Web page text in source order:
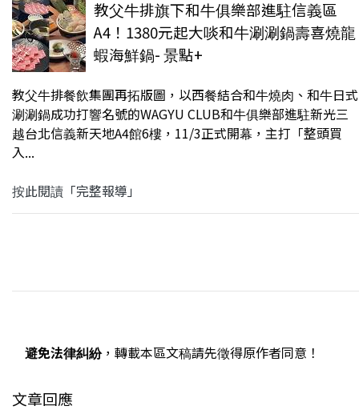
教父牛排旗下和牛俱樂部進駐信義區
A4！1380元起大啖和牛涮涮鍋壽喜燒龍
蝦海鮮鍋- 景點+
教父牛排餐飲集團再拓版圖，以西餐結合和牛燒肉、和牛日式
涮涮鍋成功打響名號的WAGYU CLUB和牛俱樂部進駐新光三
越台北信義新天地A4館6樓，11/3正式開幕，主打「整頭買
入...
按此閱讀「完整報導」
避免法律糾紛，轉載本區文稿請先徵得原作者同意！
文章回應